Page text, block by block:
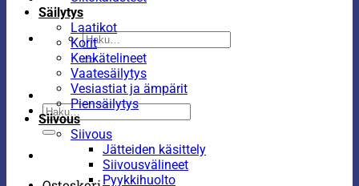
Etsi:
Etsi:
Säilytys
Laatikot
Korit
Kenkätelineet
Vaatesäilytys
Vesiastiat ja ämpärit
Piensäilytys
Siivous
Siivous
Jätteiden käsittely
Siivousvälineet
Pyykkihuolto